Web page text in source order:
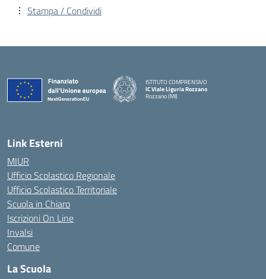
Stampa / Condividi
ISTITUTO COMPRENSIVO
IC Viale Liguria Rozzano
Rozzano (MI)
Link Esterni
MIUR
Ufficio Scolastico Regionale
Ufficio Scolastico Territoriale
Scuola in Chiaro
Iscrizioni On Line
Invalsi
Comune
La Scuola